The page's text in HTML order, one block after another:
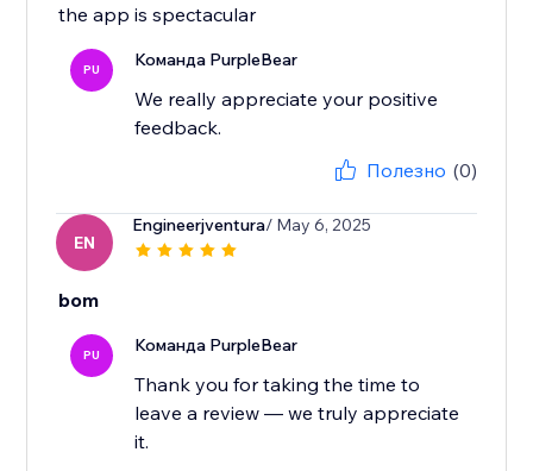
the app is spectacular
PU Команда PurpleBear
We really appreciate your positive
feedback.
Полезно (0)
EN
Engineerjventura/ May 6, 2025
bom
PU Команда PurpleBear
Thank you for taking the time to
leave a review — we truly appreciate
it.